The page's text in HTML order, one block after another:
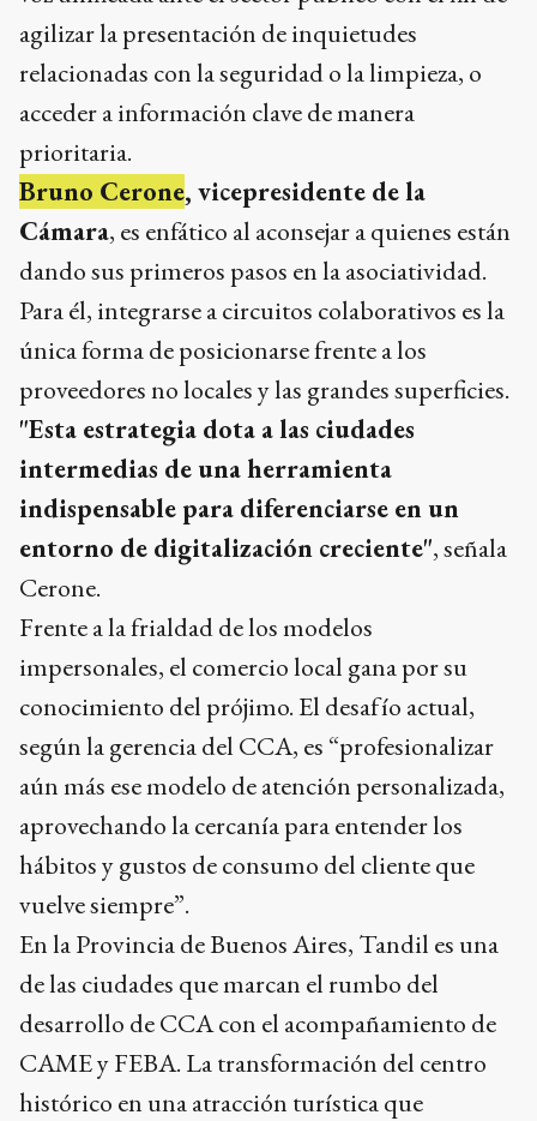
agilizar la presentación de inquietudes
relacionadas con la seguridad o la limpieza, o
acceder a información clave de manera
prioritaria.
Bruno Cerone, vicepresidente de la
Cámara, es enfático al aconsejar a quienes están
dando sus primeros pasos en la asociatividad.
Para él, integrarse a circuitos colaborativos es la
única forma de posicionarse frente a los
proveedores no locales y las grandes superficies.
"Esta estrategia dota a las ciudades
intermedias de una herramienta
indispensable para diferenciarse en un
entorno de digitalización creciente", señala
Cerone.
Frente a la frialdad de los modelos
impersonales, el comercio local gana por su
conocimiento del prójimo. El desafío actual,
según la gerencia del CCA, es “profesionalizar
aún más ese modelo de atención personalizada,
aprovechando la cercanía para entender los
hábitos y gustos de consumo del cliente que
vuelve siempre”.
En la Provincia de Buenos Aires, Tandil es una
de las ciudades que marcan el rumbo del
desarrollo de CCA con el acompañamiento de
CAME y FEBA. La transformación del centro
histórico en una atracción turística que